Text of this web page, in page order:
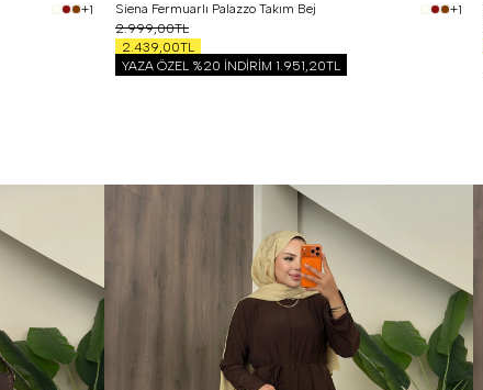
+1
Siena Fermuarlı Palazzo Takım Bej
+1
2.999,00TL
2.439,00TL
YAZA ÖZEL %20 İNDİRİM 1.951,20TL